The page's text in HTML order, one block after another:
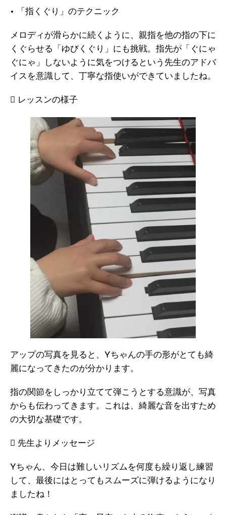
• 「指くぐり」のテクニック
メロディが滑らかに続くように、親指を他の指の下に
くぐらせる「ゆびくぐり」にも挑戦。指先が「ぐにゃ
ぐにゃ」しないように気をつけるという先生のアドバ
イスを意識して、丁寧な指使いができていましたね。
 レッスンの様子
アップの写真を見ると、Yちゃんの手の形がとても綺
麗になってきたのが分かります。
指の関節をしっかり立てて弾こうとする意識が、写真
からも伝わってきます。これは、綺麗な音を出すため
の大切な基礎です。
 先生よりメッセージ
Yちゃん、今日は難しいリズムを何度も繰り返し練習
して、最後にはとってもスムーズに弾けるようになり
ましたね！